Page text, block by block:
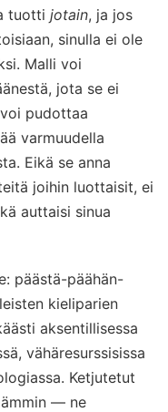
tuotti jotain, ja jos
sinulla ei ole
Malli voi
jota se ei
pudottaa
varmuudella
Eikä se anna
joihin luottaisit, ei
auttaisi sinua
päästä-päähän-
kieliparien
aksentillisessa
vähäresurssisissa
Ketjutetut
— ne